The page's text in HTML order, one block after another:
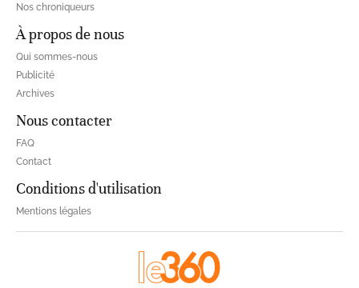
Nos chroniqueurs
À propos de nous
Qui sommes-nous
Publicité
Archives
Nous contacter
FAQ
Contact
Conditions d'utilisation
Mentions légales